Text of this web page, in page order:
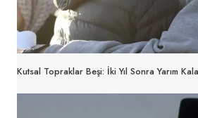
Kutsal Topraklar Beşi: İki Yıl Sonra Yarım